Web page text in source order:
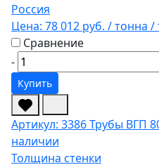
Россия
Цена: 78 012 руб. / тонна /
Сравнение
-
Купить
Артикул: 3386Трубы ВГП
наличии
Толщина стенки